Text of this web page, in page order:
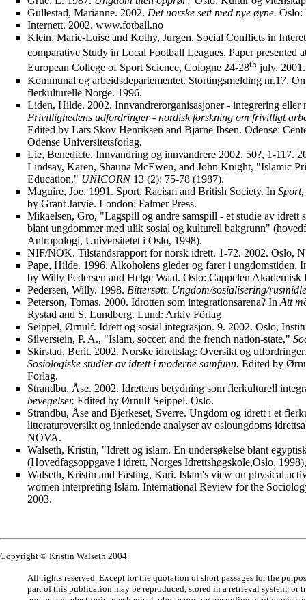
Gullestad, Marianne. 2002. Det norske sett med nye øyne. Oslo:
Internett. 2002. www.fotball.no
Klein, Marie-Luise and Kothy, Jurgen. Social Conflicts in
comparative Study in Local Football Leagues. Paper presented
European College of Sport Science, Cologne 24-28th july. 2001.
Kommunal og arbeidsdepartementet. Stortingsmelding nr.17.
flerkulturelle Norge. 1996.
Liden, Hilde. 2002. Innvandrerorganisasjoner - integrering eller
Frivillighedens udfordringer - nordisk forskning om frivilligt
Edited by Lars Skov Henriksen and Bjarne Ibsen. Odense:
Odense Universitetsforlag.
Lie, Benedicte. Innvandring og innvandrere 2002. 50?, 1-117.
Lindsay, Karen, Shauna McEwen, and John Knight, "Islamic
Education," UNICORN13 (2): 75-78 (1987).
Maguire, Joe. 1991. Sport, Racism and British Society. In
by Grant Jarvie. London: Falmer Press.
Mikaelsen, Gro, "Lagspill og andre samspill - et studie av idrett
blant ungdommer med ulik sosial og kulturell bakgrunn"
Antropologi, Universitetet i Oslo, 1998).
NIF/NOK. Tilstandsrapport for norsk idrett. 1-72. 2002. Oslo,
Pape, Hilde. 1996. Alkoholens gleder og farer i ungdomstiden.
by Willy Pedersen and Helge Waal. Oslo: Cappelen Akademisk
Pedersen, Willy. 1998. Bittersøtt. Ungdom/sosialisering/
Peterson, Tomas. 2000. Idrotten som integrationsarena? In Att
Rystad and S. Lundberg. Lund: Arkiv Förlag
Seippel, Ørnulf. Idrett og sosial integrasjon. 9. 2002. Oslo,
Silverstein, P. A., "Islam, soccer, and the french nation-state,"
Skirstad, Berit. 2002. Norske idrettslag: Oversikt og
Sosiologiske studier av idrett i moderne samfunn. Edited by
Forlag.
Strandbu, Åse. 2002. Idrettens betydning som flerkulturell
bevegelser. Edited by Ørnulf Seippel. Oslo.
Strandbu, Åse and Bjerkeset, Sverre. Ungdom og idrett i et
litteraturoversikt og innledende analyser av osloungdoms
NOVA.
Walseth, Kristin, "Idrett og islam. En undersøkelse blant
(Hovedfagsoppgave i idrett, Norges Idrettshøgskole,Oslo,
Walseth, Kristin and Fasting, Kari. Islam's view on physical
women interpreting Islam. International Review for the
2003.
Copyright © Kristin Walseth 2004.
All rights reserved. Except for the quotation of short passages for the
part of this publication may be reproduced, stored in a retrieval system, or